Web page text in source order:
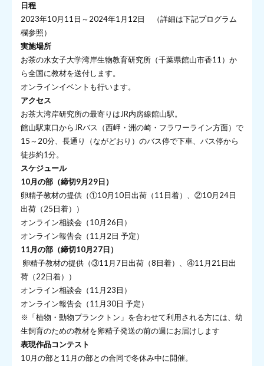
日程
2023年10月11日～2024年1月12日 （詳細は下記プログラム
欄参照）
実施場所
お茶の水女子大学湾岸生物教育研究所（千葉県館山市香11）か
ら全国に教材を送付します。
オンラインイベントも行います。
アクセス
お茶大湾岸研究所の最寄りはJR内房線館山駅。
館山駅東口からJRバス（西岬・洲の崎・フラワーライン方面）で
15～20分、長通り（ながどおり）のバス停で下車、バス停から
徒歩約1分。
スケジュール
10月の部（締切9月29日）
卵精子教材の提供（①10月10日出荷（11日着）、②10月24日
出荷（25日着））
オンライン相談会（10月26日）
オンライン報告会（11月2日 予定）
11月の部（締切10月27日）
卵精子教材の提供（③11月7日出荷（8日着）、④11月21日出
荷（22日着））
オンライン相談会（11月23日）
オンライン報告会（11月30日 予定）
※「植物・動物プランクトン」を合わせて利用される方には、幼
生飼育のための教材を卵精子発送の前の週にお届けします
表現作品コンテスト
10月の部と11月の部との合同で冬休み中に開催。